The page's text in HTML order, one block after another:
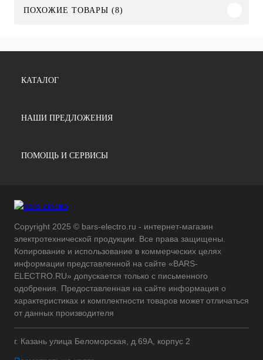
ПОХОЖИЕ ТОВАРЫ (8)
КАТАЛОГ
НАШИ ПРЕДЛОЖЕНИЯ
ПОМОЩЬ И СЕРВИСЫ
Copyright 2025 © bars-electro.ru - интернет-магазин
электротехнической продукции. Все права защищены.
Копирование и использование в коммерческих целях
информации представленной на сайте «BARS-
ELECTRO.RU» допускается только с письменного
одобрения. Предоставленная на сайте информация о
характеристиках и комплектности товаров может отличаться
от данных производителя
г. Казань улица Беломорская, д.69А, корпус 2